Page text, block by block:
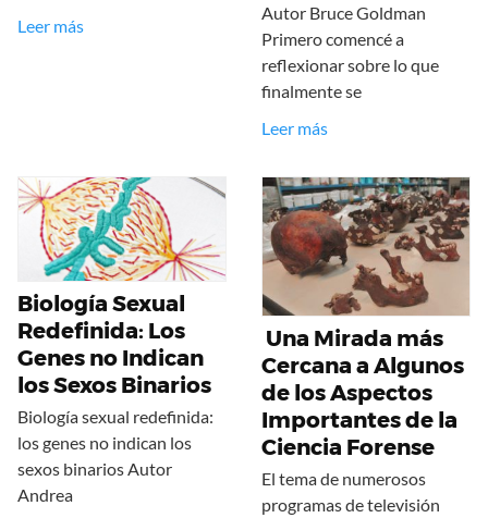
Leer más
Autor Bruce Goldman
Primero comencé a
reflexionar sobre lo que
finalmente se
Leer más
Biología Sexual
Redefinida: Los
Genes no Indican
los Sexos Binarios
Biología sexual redefinida:
los genes no indican los
sexos binarios Autor
Andrea
Una Mirada más
Cercana a Algunos
de los Aspectos
Importantes de la
Ciencia Forense
El tema de numerosos
programas de televisión